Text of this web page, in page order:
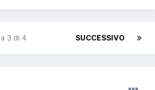
SUCCESSIVO
3 di 4